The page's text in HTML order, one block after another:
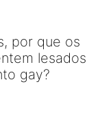
por que os
lesados
gay?